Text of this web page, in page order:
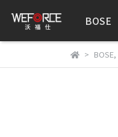
BOSE
BOSE,